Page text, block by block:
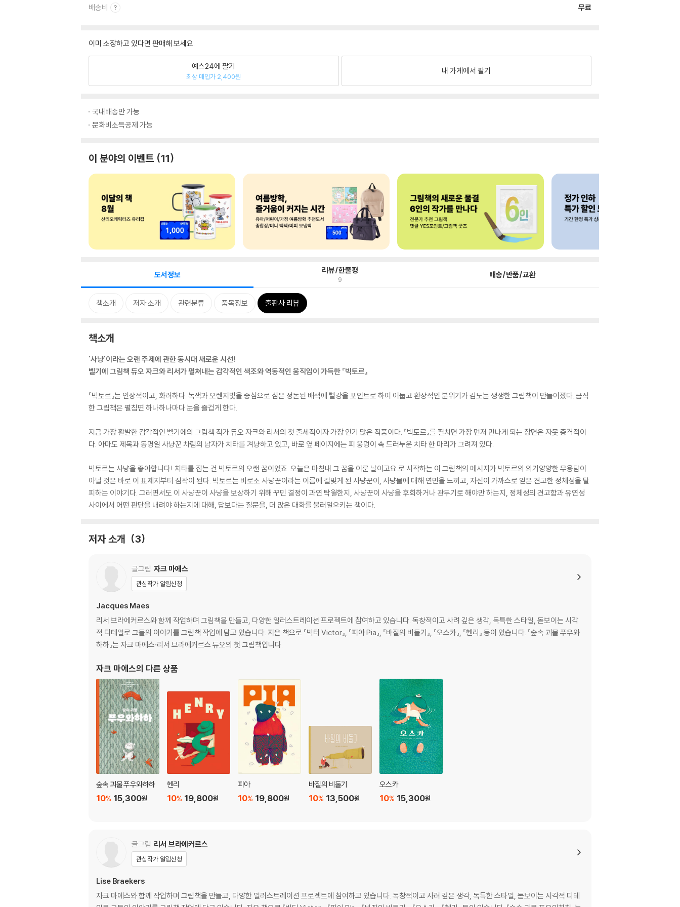
배송비 무료
이미 소장하고 있다면 판매해 보세요.
예스24에 팔기
최상 매입가 2,400원
내 가게에서 팔기
국내배송만 가능
문화비소득공제 가능
이 분야의 이벤트 11
도서정보 리뷰/한줄평
9 배송/반품/교환
책소개 저자 소개 관련분류 품목정보 출판사 리뷰
책소개
'사냥'이라는 오랜 주제에 관한 동시대 새로운 시선!
벨기에 그림책 듀오 자크와 리서가 펼쳐내는 감각적인 색조와 역동적인 움직임이 가득한 『빅토르』
『빅토르』는 인상적이고, 화려하다. 녹색과 오렌지빛을 중심으로 삼은 정돈된 배색에 빨강을 포인트로 하여 어둡고 환상적인 분위기가 감도는 생생한 그림책이 만들어졌다. 큼직
한 그림책은 펼침면 하나하나마다 눈을 즐겁게 한다.
지금 가장 활발한 감각적인 벨기에의 그림책 작가 듀오 자크와 리서의 첫 출세작이자 가장 인기 많은 작품이다. 『빅토르』를 펼치면 가장 먼저 만나게 되는 장면은 자못 충격적이
다. 아마도 제목과 동명일 사냥꾼 차림의 남자가 치타를 겨냥하고 있고, 바로 옆 페이지에는 피 웅덩이 속 드러누운 치타 한 마리가 그려져 있다.
빅토르는 사냥을 좋아합니다! 치타를 잡는 건 빅토르의 오랜 꿈이었죠. 오늘은 마침내 그 꿈을 이룬 날이고요.로 시작하는 이 그림책의 메시지가 빅토르의 의기양양한 무용담이
아닐 것은 바로 이 표제지부터 짐작이 된다. 빅토르는 비로소 사냥꾼이라는 이름에 걸맞게 된 사냥꾼이, 사냥물에 대해 연민을 느끼고, 자신이 가까스로 얻은 견고한 정체성을 탈
피하는 이야기다. 그러면서도 이 사냥꾼이 사냥을 보상하기 위해 꾸민 결정이 과연 탁월한지, 사냥꾼이 사냥을 후회하거나 관두기로 해야만 하는지, 정체성의 견고함과 유연성
사이에서 어떤 판단을 내려야 하는지에 대해, 답보다는 질문을, 더 많은 대화를 불러일으키는 책이다.
저자 소개 3
글그림 자크 마에스
관심작가 알림신청
Jacques Maes
리서 브라에커르스와 함께 작업하며 그림책을 만들고, 다양한 일러스트레이션 프로젝트에 참여하고 있습니다. 독창적이고 사려 깊은 생각, 독특한 스타일, 돋보이는 시각
적 디테일로 그들의 이야기를 그림책 작업에 담고 있습니다. 지은 책으로 『빅터 Victor』, 『피아 Pia』, 『바질의 비둘기』, 『오스카』, 『헨리』 등이 있습니다. 『숲속 괴물 푸우와
하하』는 자크 마에스·리서 브라에커르스 듀오의 첫 그림책입니다.
자크 마에스의 다른 상품
숲속 괴물 푸우와하하
15,300원
10%
헨리
19,800원
10%
피아
19,800원
10%
바질의 비둘기
13,500원
10%
오스카
15,300원
10%
글그림 리서 브라에커르스
관심작가 알림신청
Lise Braekers
자크 마에스와 함께 작업하며 그림책을 만들고, 다양한 일러스트레이션 프로젝트에 참여하고 있습니다. 독창적이고 사려 깊은 생각, 독특한 스타일, 돋보이는 시각적 디테